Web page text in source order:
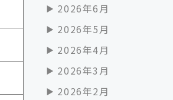
2026年6月
2026年5月
2026年4月
2026年3月
2026年2月